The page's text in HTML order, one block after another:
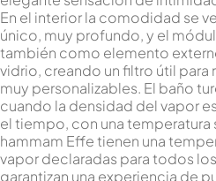
En el interior la comodidad se
único, muy profundo, y el
también como elemento
vidrio, creando un filtro útil para
muy personalizables. El baño
cuando la densidad del vapor
el tiempo, con una temperatura
hammam Effe tienen una
vapor declaradas para todos
garantizan una experiencia de